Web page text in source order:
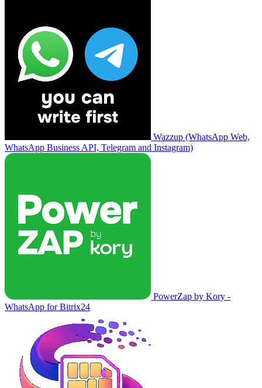
Wazzup (WhatsApp Web,
WhatsApp Business API, Telegram and Instagram)
PowerZap by Kory -
WhatsApp for Bitrix24